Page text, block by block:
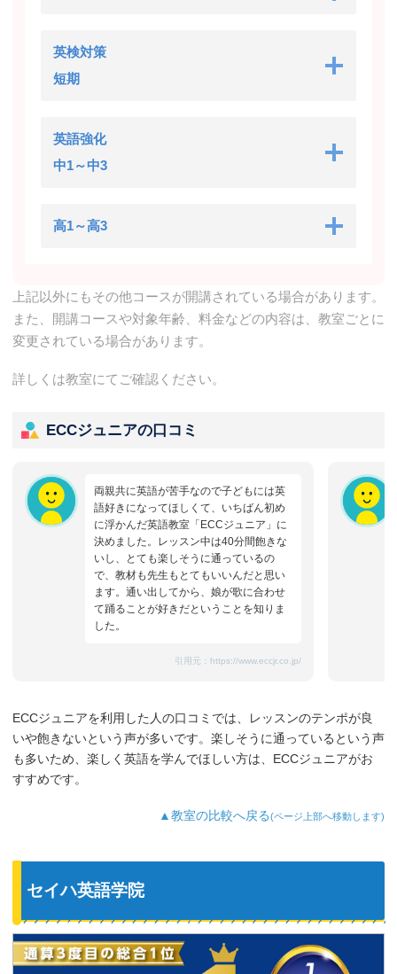
英検対策
短期
英語強化
中1～中3
高1～高3
上記以外にもその他コースが開講されている場合があります。
また、開講コースや対象年齢、料金などの内容は、教室ごとに
変更されている場合があります。
詳しくは教室にてご確認ください。
ECCジュニアの口コミ
両親共に英語が苦手なので子どもには英
語好きになってほしくて、いちばん初め
に浮かんだ英語教室「ECCジュニア」に
決めました。レッスン中は40分間飽きな
いし、とても楽しそうに通っているの
で、教材も先生もとてもいいんだと思い
ます。通い出してから、娘が歌に合わせ
て踊ることが好きだということを知りま
した。
引用元： https://www.eccjr.co.jp/
ECCジュニアを利用した人の口コミでは、レッスンのテンポが良
いや飽きないという声が多いです。楽しそうに通っているという声
も多いため、楽しく英語を学んでほしい方は、ECCジュニアがお
すすめです。
▲教室の比較へ戻る(ページ上部へ移動します)
セイハ英語学院